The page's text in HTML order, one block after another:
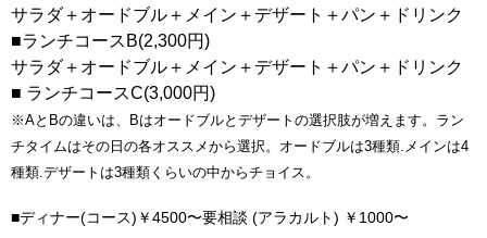
サラダ＋オードブル＋メイン＋デザート＋パン＋ドリンク
■ランチコースB(2,300円)
サラダ＋オードブル＋メイン＋デザート＋パン＋ドリンク
■ ランチコースC(3,000円)
※AとBの違いは、Bはオードブルとデザートの選択肢が増えます。ラン
チタイムはその日の各オススメから選択。オードブルは3種類.メインは4
種類.デザートは3種類くらいの中からチョイス。
■ディナー(コース)￥4500〜要相談 (アラカルト) ￥1000〜